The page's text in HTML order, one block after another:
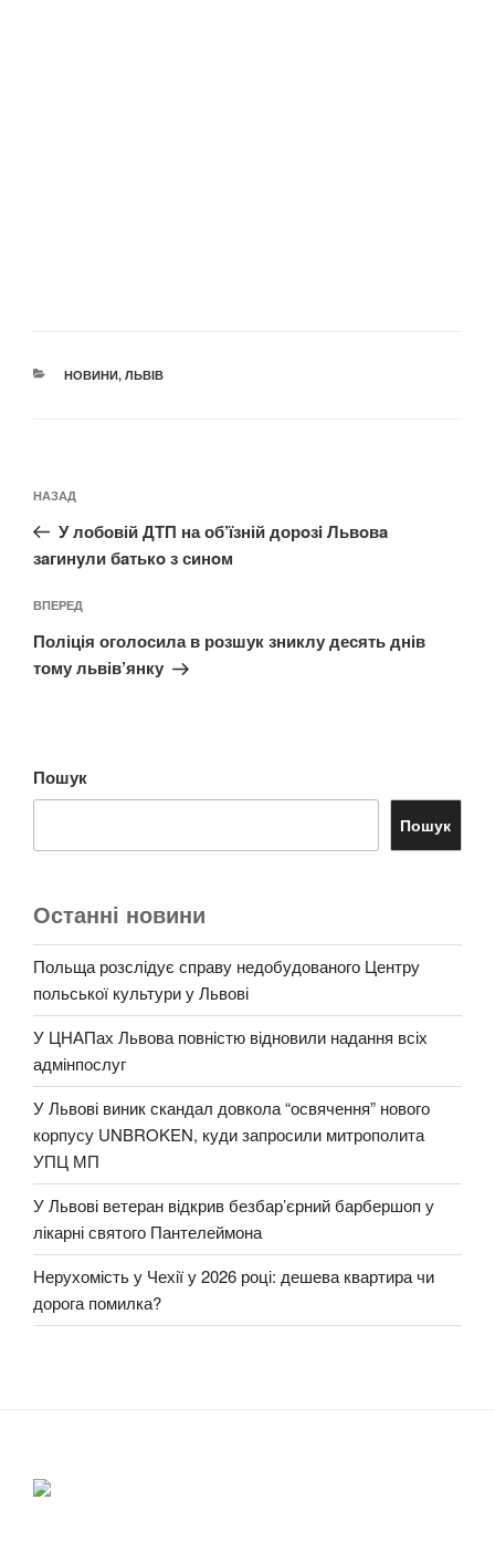
КАТЕГОРІЇ
НОВИНИ, ЛЬВІВ
записів
Попередній
запис:
НАЗАД
У лобовій ДТП на об’їзній дорoзi Львoвa
зaгинyли бaтькo з синoм
Наступний
запис
ВПЕРЕД
Поліція оголосила в розшук зниклу десять днів
тому львів’янку
Пошук
Пошук
Останні новини
Польща розслідує справу недобудованого Центру
польської культури у Львові
У ЦНАПах Львова повністю відновили надання всіх
адмінпослуг
У Львові виник скандал довкола “освячення” нового
корпусу UNBROKEN, куди запросили митрополита
УПЦ МП
У Львові ветеран відкрив безбар’єрний барбершоп у
лікарні святого Пантелеймона
Нерухомість у Чехії у 2026 році: дешева квартира чи
дорога помилка?